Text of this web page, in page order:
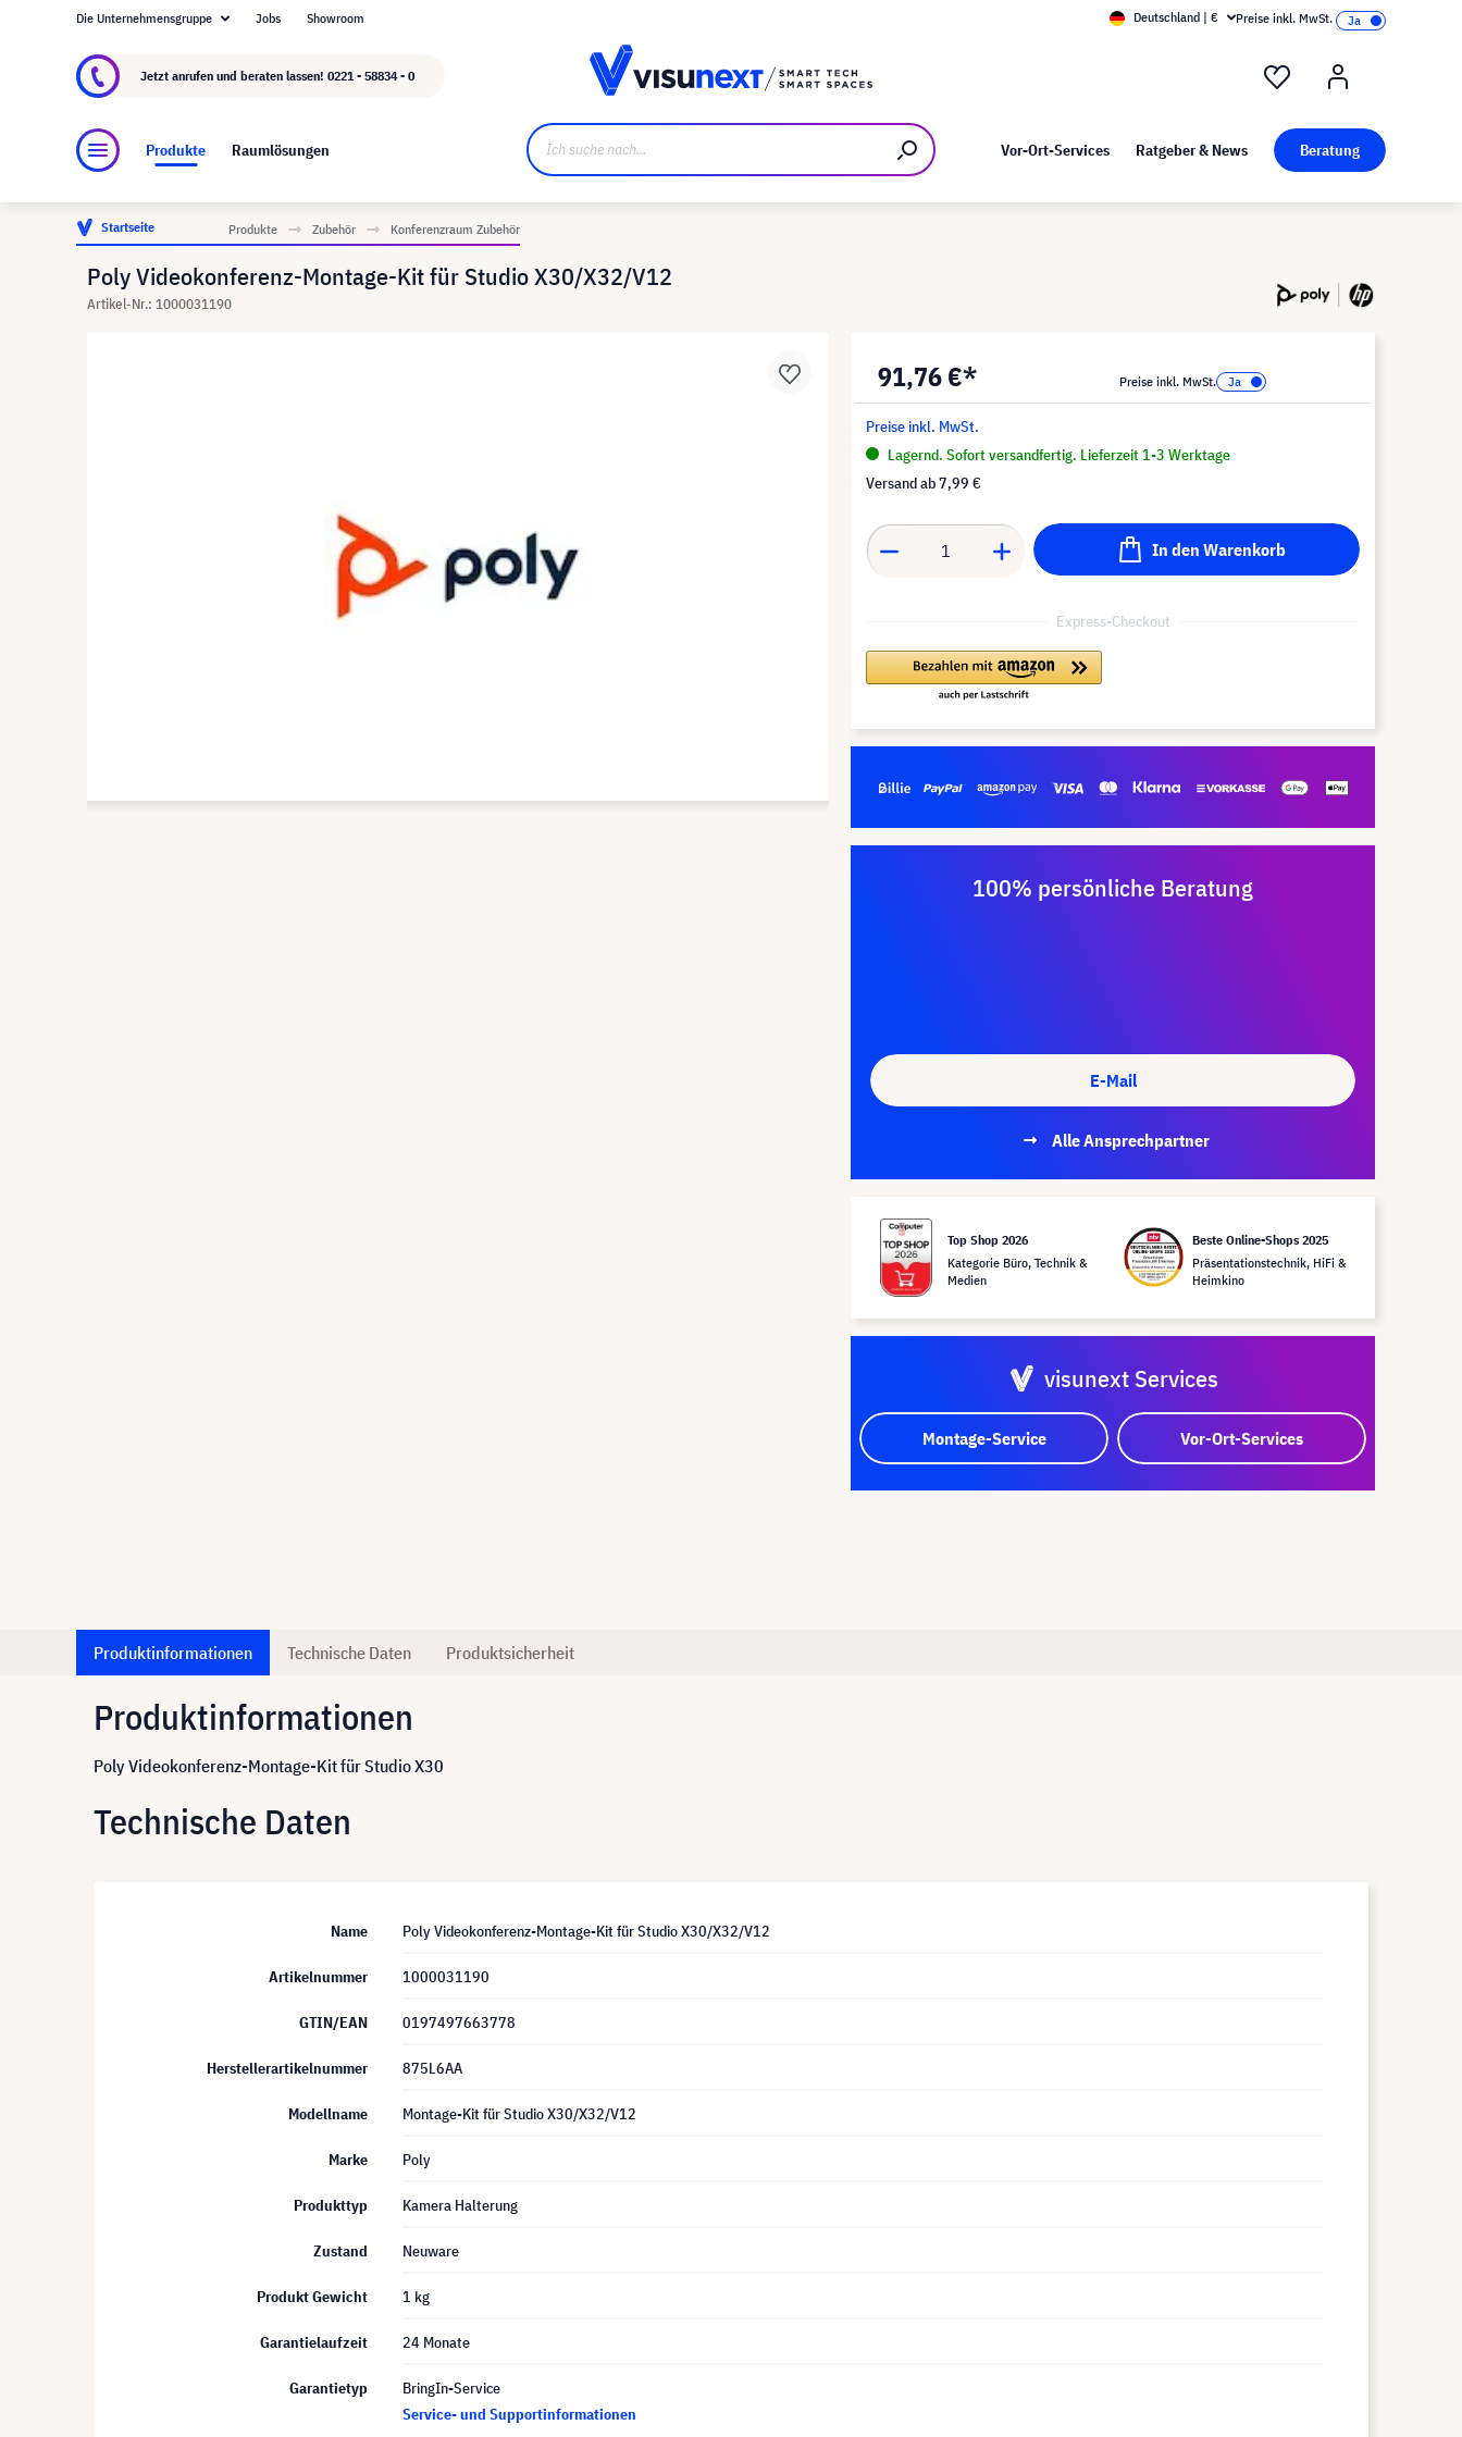
Über visunext.de Kunst bei visunext
Die Unternehmensgruppe Jobs Showroom Deutschland | € Preise inkl. MwSt.
Jetzt anrufen und beraten lassen! 0221 - 58834 - 0
Produkte Raumlösungen Vor-Ort-Services Ratgeber & News Beratung
Startseite Produkte Zubehör Konferenzraum Zubehör
Poly Videokonferenz-Montage-Kit für Studio X30/X32/V12
Artikel-Nr.: 1000031190
91,76 €* Preise inkl. MwSt.
Preise inkl. MwSt.
Lagernd. Sofort versandfertig. Lieferzeit 1-3 Werktage
Versand ab7,99 €
In den Warenkorb
Express-Checkout
100% persönliche Beratung
E-Mail
Alle Ansprechpartner
Top Shop 2026
Kategorie Büro, Technik &
Medien
Beste Online-Shops 2025
Präsentationstechnik, HiFi &
Heimkino
visunext Services
Montage-Service Vor-Ort-Services
Produktinformationen Technische Daten Produktsicherheit
Produktinformationen
Poly Videokonferenz-Montage-Kit für Studio X30
Technische Daten
Name Poly Videokonferenz-Montage-Kit für Studio X30/X32/V12
Artikelnummer 1000031190
GTIN/EAN 0197497663778
Herstellerartikelnummer 875L6AA
Modellname Montage-Kit für Studio X30/X32/V12
Marke Poly
Produkttyp Kamera Halterung
Zustand Neuware
Produkt Gewicht 1 kg
Garantielaufzeit 24 Monate
Garantietyp
BringIn-Service
Service- und Supportinformationen